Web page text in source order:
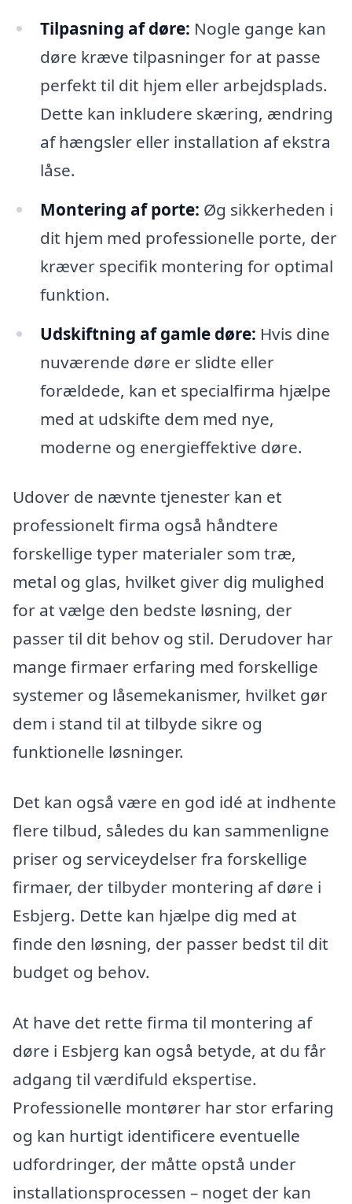
Tilpasning af døre: Nogle gange kan
døre kræve tilpasninger for at passe
perfekt til dit hjem eller arbejdsplads.
Dette kan inkludere skæring, ændring
af hængsler eller installation af ekstra
låse.
Montering af porte: Øg sikkerheden i
dit hjem med professionelle porte, der
kræver specifik montering for optimal
funktion.
Udskiftning af gamle døre: Hvis dine
nuværende døre er slidte eller
forældede, kan et specialfirma hjælpe
med at udskifte dem med nye,
moderne og energieffektive døre.
Udover de nævnte tjenester kan et
professionelt firma også håndtere
forskellige typer materialer som træ,
metal og glas, hvilket giver dig mulighed
for at vælge den bedste løsning, der
passer til dit behov og stil. Derudover har
mange firmaer erfaring med forskellige
systemer og låsemekanismer, hvilket gør
dem i stand til at tilbyde sikre og
funktionelle løsninger.
Det kan også være en god idé at indhente
flere tilbud, således du kan sammenligne
priser og serviceydelser fra forskellige
firmaer, der tilbyder montering af døre i
Esbjerg. Dette kan hjælpe dig med at
finde den løsning, der passer bedst til dit
budget og behov.
At have det rette firma til montering af
døre i Esbjerg kan også betyde, at du får
adgang til værdifuld ekspertise.
Professionelle montører har stor erfaring
og kan hurtigt identificere eventuelle
udfordringer, der måtte opstå under
installationsprocessen – noget der kan